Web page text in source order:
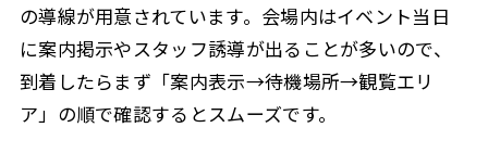
の導線が用意されています。会場内はイベント当日
に案内掲示やスタッフ誘導が出ることが多いので、
到着したらまず「案内表示→待機場所→観覧エリ
ア」の順で確認するとスムーズです。